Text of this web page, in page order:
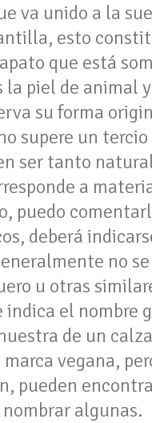
va unido a la
esto
que está
la piel de animal
su forma
supere un
ser tanto
a
puedo
deberá
no
u otras
el nombre
de un
vegana,
pueden
algunas.